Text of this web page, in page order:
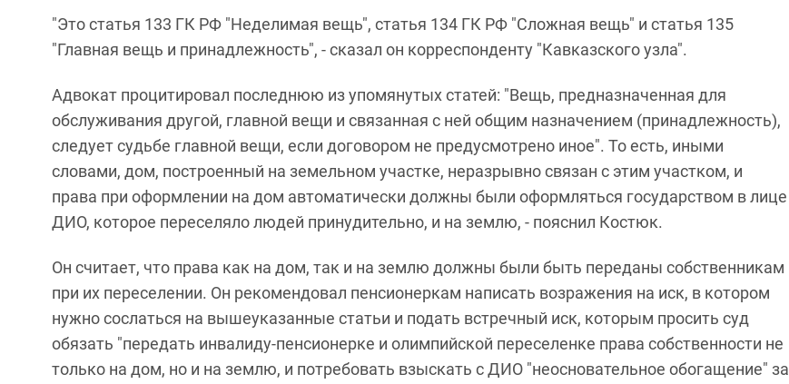
"Это статья 133 ГК РФ "Неделимая вещь", статья 134 ГК РФ "Сложная вещь" и статья 135
"Главная вещь и принадлежность", - сказал он корреспонденту "Кавказского узла".
Адвокат процитировал последнюю из упомянутых статей: "Вещь, предназначенная для
обслуживания другой, главной вещи и связанная с ней общим назначением (принадлежность),
следует судьбе главной вещи, если договором не предусмотрено иное". То есть, иными
словами, дом, построенный на земельном участке, неразрывно связан с этим участком, и
права при оформлении на дом автоматически должны были оформляться государством в лице
ДИО, которое переселяло людей принудительно, и на землю, - пояснил Костюк.
Он считает, что права как на дом, так и на землю должны были быть переданы собственникам
при их переселении. Он рекомендовал пенсионеркам написать возражения на иск, в котором
нужно сослаться на вышеуказанные статьи и подать встречный иск, которым просить суд
обязать "передать инвалиду-пенсионерке и олимпийской переселенке права собственности не
только на дом, но и на землю, и потребовать взыскать с ДИО "неосновательное обогащение" за